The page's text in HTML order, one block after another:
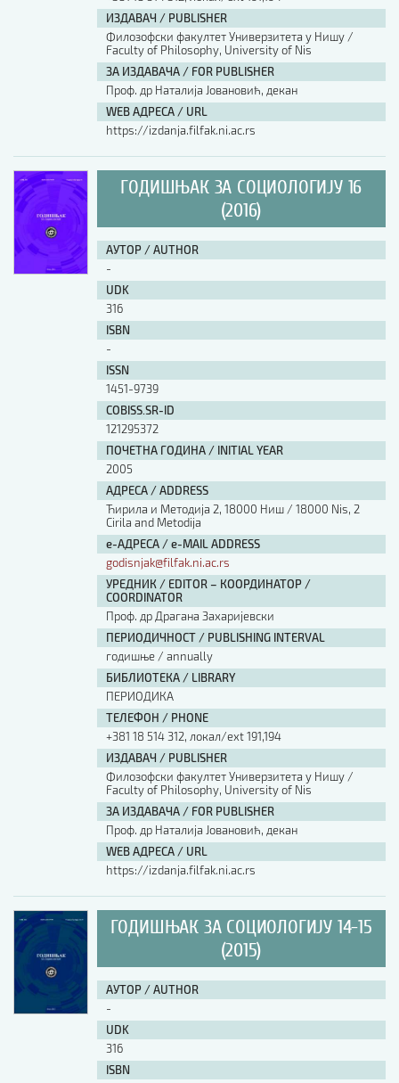
ИЗДАВАЧ / PUBLISHER
Филозофски факултет Универзитета у Нишу /
Faculty of Philosophy, University of Nis
ЗА ИЗДАВАЧА / FOR PUBLISHER
Проф. др Наталија Јовановић, декан
WEB АДРЕСА / URL
https://izdanja.filfak.ni.ac.rs
ГОДИШЊАК ЗА СОЦИОЛОГИЈУ 16
(2016)
АУТОР / AUTHOR
-
UDK
316
ISBN
-
ISSN
1451-9739
COBISS.SR-ID
121295372
ПОЧЕТНА ГОДИНА / INITIAL YEAR
2005
АДРЕСА / ADDRESS
Ћирила и Методија 2, 18000 Ниш / 18000 Nis, 2
Cirila and Metodija
е-АДРЕСА / e-MAIL ADDRESS
godisnjak@filfak.ni.ac.rs
УРЕДНИК / EDITOR – КООРДИНАТОР /
COORDINATOR
Проф. др Драгана Захаријевски
ПЕРИОДИЧНОСТ / PUBLISHING INTERVAL
годишње / annually
БИБЛИОТЕКА / LIBRARY
ПЕРИОДИКА
ТЕЛЕФОН / PHONE
+381 18 514 312, локал/ext 191,194
ИЗДАВАЧ / PUBLISHER
Филозофски факултет Универзитета у Нишу /
Faculty of Philosophy, University of Nis
ЗА ИЗДАВАЧА / FOR PUBLISHER
Проф. др Наталија Јовановић, декан
WEB АДРЕСА / URL
https://izdanja.filfak.ni.ac.rs
ГОДИШЊАК ЗА СОЦИОЛОГИЈУ 14-15
(2015)
АУТОР / AUTHOR
-
UDK
316
ISBN